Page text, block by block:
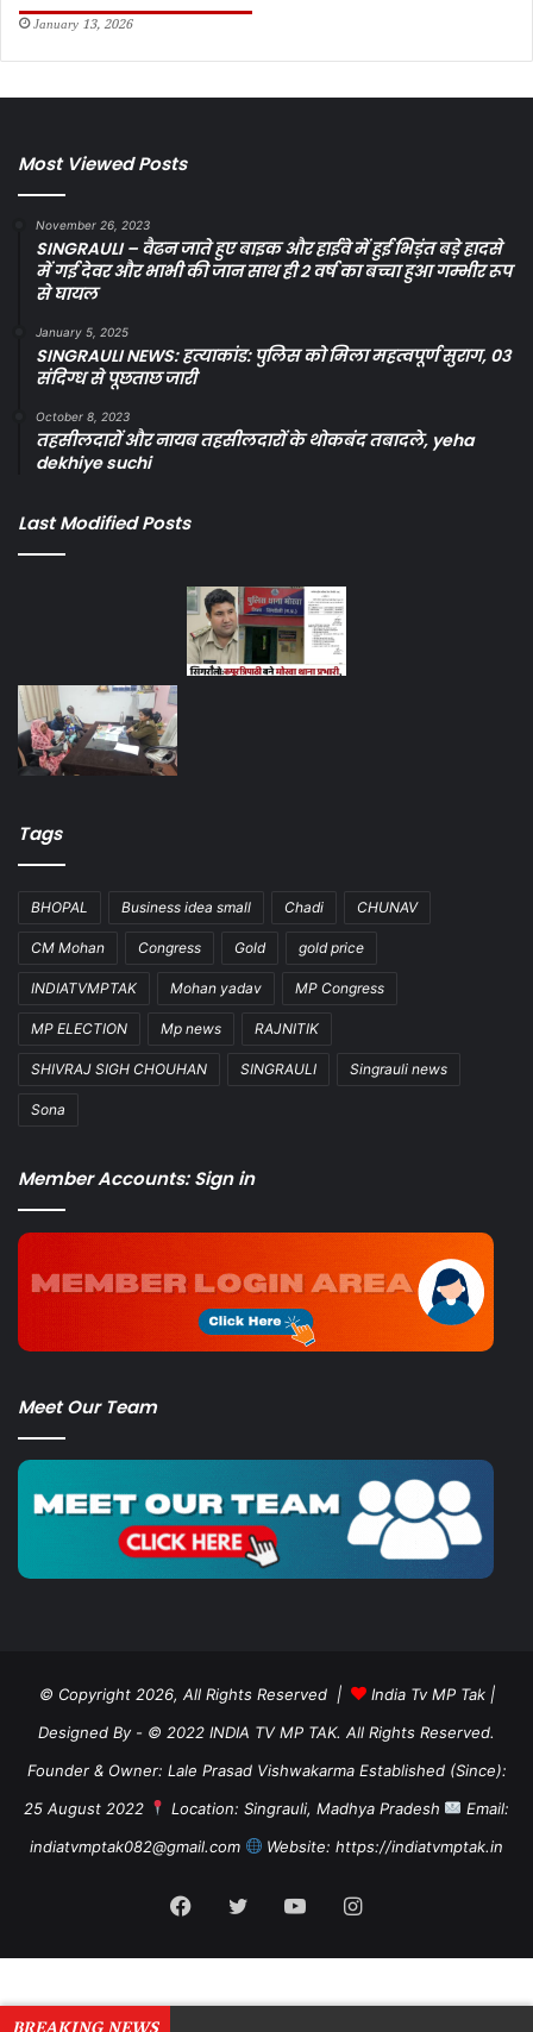
January 13, 2026
Most Viewed Posts
November 26, 2023
SINGRAULI – वैढन जाते हुए बाइक और हाईवे में हुई भिड़ंत बड़े हादसे
में गई देवर और भाभी की जान साथ ही 2 वर्ष का बच्चा हुआ गम्भीर रूप
से घायल
January 5, 2025
SINGRAULI NEWS: हत्याकांड: पुलिस को मिला महत्वपूर्ण सुराग, 03
संदिग्ध से पूछताछ जारी
October 8, 2023
तहसीलदारों और नायब तहसीलदारों के थोकबंद तबादले, yeha
dekhiye suchi
Last Modified Posts
Tags
BHOPAL Business idea small Chadi CHUNAV
CM Mohan Congress Gold gold price
INDIATVMPTAK Mohan yadav MP Congress
MP ELECTION Mp news RAJNITIK
SHIVRAJ SIGH CHOUHAN SINGRAULI Singrauli news
Sona
Member Accounts: Sign in
Meet Our Team
© Copyright 2026, All Rights Reserved | India Tv MP Tak|
Designed By - © 2022 INDIA TV MP TAK. All Rights Reserved.
Founder & Owner: Lale Prasad Vishwakarma Established (Since):
25 August 2022
Location: Singrauli, Madhya Pradesh
Email:
indiatvmptak082@gmail.com
Website: https://indiatvmptak.in
Facebook
TwitterYouTubeInstagram